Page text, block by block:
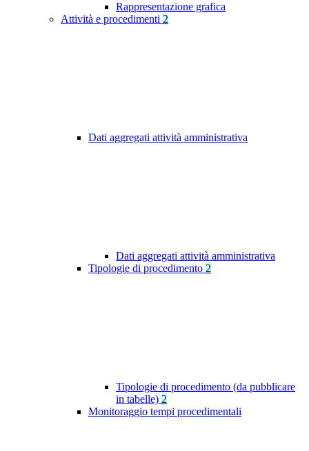
Rappresentazione grafica
Attività e procedimenti 2
Dati aggregati attività amministrativa
Dati aggregati attività amministrativa
Tipologie di procedimento 2
Tipologie di procedimento (da pubblicare
in tabelle) 2
Monitoraggio tempi procedimentali